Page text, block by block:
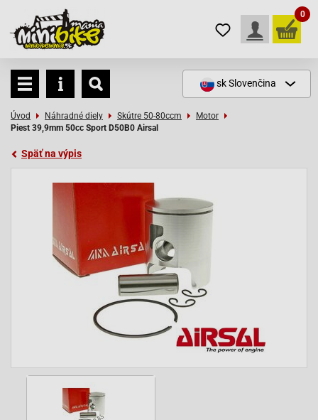
0
skSlovenčina
Úvod Náhradné diely Skútre 50-80ccm
Motor
Piest 39,9mm 50cc Sport D50B0 Airsal
Späť na výpis